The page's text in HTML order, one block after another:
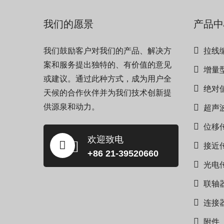
我们的愿景
我们鼓励客户对我们的产品、解决方
案和服务提出独特的、有价值的意见
或建议。通过此种方式，成为用户全
天候的合作伙伴并为我们技术创新提
供源泉和动力。
欢迎致电
+86 21-39520660
产品
拉线
增量
绝对
超声
位移
接近
光电
联轴
连接
附件